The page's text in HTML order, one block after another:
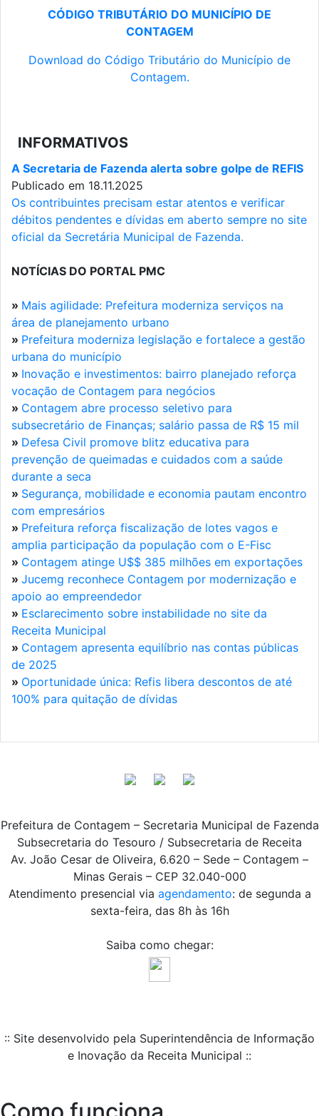
CÓDIGO TRIBUTÁRIO DO MUNICÍPIO DE
CONTAGEM
Download do Código Tributário do Município de
Contagem.
INFORMATIVOS
A Secretaria de Fazenda alerta sobre golpe de REFIS
Publicado em 18.11.2025
Os contribuintes precisam estar atentos e verificar
débitos pendentes e dívidas em aberto sempre no site
oficial da Secretária Municipal de Fazenda.
NOTÍCIAS DO PORTAL PMC
» Mais agilidade: Prefeitura moderniza serviços na
área de planejamento urbano
» Prefeitura moderniza legislação e fortalece a gestão
urbana do município
» Inovação e investimentos: bairro planejado reforça
vocação de Contagem para negócios
» Contagem abre processo seletivo para
subsecretário de Finanças; salário passa de R$ 15 mil
» Defesa Civil promove blitz educativa para
prevenção de queimadas e cuidados com a saúde
durante a seca
» Segurança, mobilidade e economia pautam encontro
com empresários
» Prefeitura reforça fiscalização de lotes vagos e
amplia participação da população com o E-Fisc
» Contagem atinge U$$ 385 milhões em exportações
» Jucemg reconhece Contagem por modernização e
apoio ao empreendedor
» Esclarecimento sobre instabilidade no site da
Receita Municipal
» Contagem apresenta equilíbrio nas contas públicas
de 2025
» Oportunidade única: Refis libera descontos de até
100% para quitação de dívidas
Prefeitura de Contagem – Secretaria Municipal de Fazenda
Subsecretaria do Tesouro / Subsecretaria de Receita
Av. João Cesar de Oliveira, 6.620 – Sede – Contagem –
Minas Gerais – CEP 32.040-000
Atendimento presencial via agendamento: de segunda a
sexta-feira, das 8h às 16h
Saiba como chegar:
:: Site desenvolvido pela Superintendência de Informação
e Inovação da Receita Municipal ::